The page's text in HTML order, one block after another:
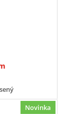
Novinka